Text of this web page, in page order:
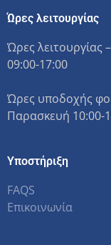
Ώρες λειτουργίας
Ώρες λειτουργίας
09:00-17:00
Ώρες υποδοχής
Παρασκευή 10:00-
Υποστήριξη
FAQS
Επικοινωνία